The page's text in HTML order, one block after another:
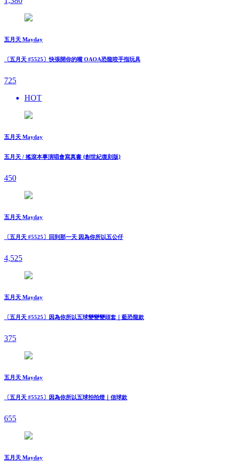
五月天 Mayday
〔五月天 #5525〕快張開你的嘴 OAOA恐龍咬手指玩具
725
HOT
五月天 Mayday
五月天 / 搖滾本事演唱會寫真書 {創世紀復刻版}
450
五月天 Mayday
〔五月天 #5525〕回到那一天 因為你所以五公仔
4,525
五月天 Mayday
〔五月天 #5525〕因為你所以五球變變變頭套｜藍恐龍款
375
五月天 Mayday
〔五月天 #5525〕因為你所以五球拍拍燈｜信球款
655
五月天 Mayday